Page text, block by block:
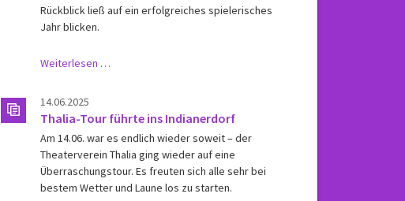
Rückblick ließ auf ein erfolgreiches spielerisches
Jahr blicken.
Weiterlesen …
kleinen
Besondere
Ehrungen
ausgeführt!
14.06.2025
Thalia-Tour führte ins Indianerdorf
Am 14.06. war es endlich wieder soweit – der
Theaterverein Thalia ging wieder auf eine
Überraschungstour. Es freuten sich alle sehr bei
bestem Wetter und Laune los zu starten.